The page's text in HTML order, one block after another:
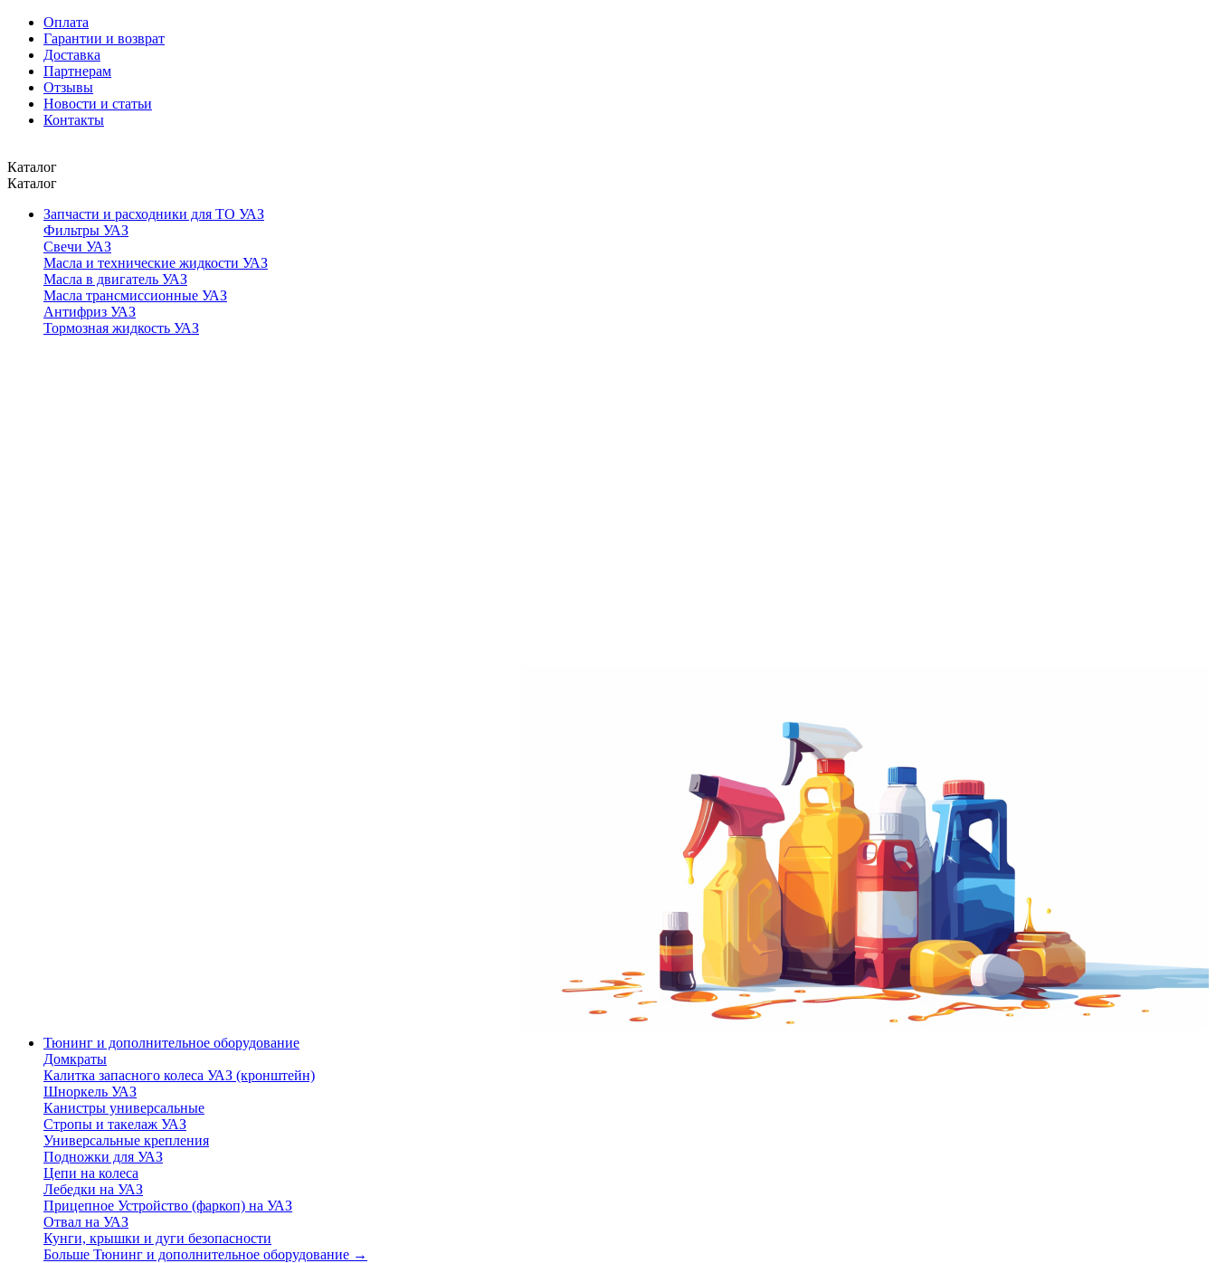
Оплата
Гарантии и возврат
Доставка
Партнерам
Отзывы
Новости и статьи
Контакты
Каталог
Каталог
Запчасти и расходники для ТО УАЗ
Фильтры УАЗ
Свечи УАЗ
Масла и технические жидкости УАЗ
Масла в двигатель УАЗ
Масла трансмиссионные УАЗ
Антифриз УАЗ
Тормозная жидкость УАЗ
Тюнинг и дополнительное оборудование
Домкраты
Калитка запасного колеса УАЗ (кронштейн)
Шноркель УАЗ
Канистры универсальные
Стропы и такелаж УАЗ
Универсальные крепления
Подножки для УАЗ
Цепи на колеса
Лебедки на УАЗ
Прицепное Устройство (фаркоп) на УАЗ
Отвал на УАЗ
Кунги, крышки и дуги безопасности
Больше Тюнинг и дополнительное оборудование →